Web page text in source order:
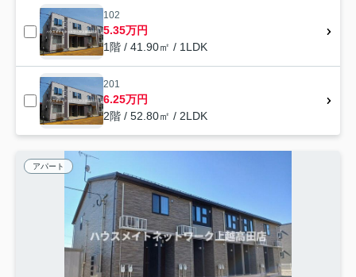
102
5.35万円
1階 / 41.90㎡ / 1LDK
201
6.25万円
2階 / 52.80㎡ / 2LDK
アパート